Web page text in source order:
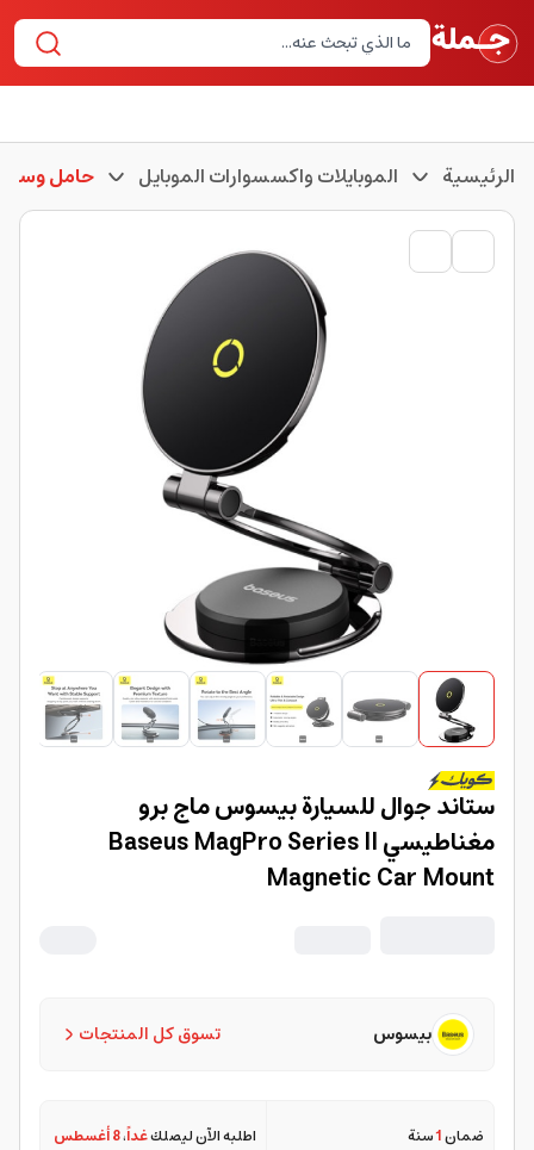
الرئيسية الموبايلات واكسسوارات الموبايل حامل
ستاند جوال للسيارة بيسوس ماج برو
مغناطيسي Baseus MagPro Series II
Magnetic Car Mount
تسوق كل المنتجات بيسوس
ضمان1سنة اطلبه الآن ليصلكغداً،8 أغسطس